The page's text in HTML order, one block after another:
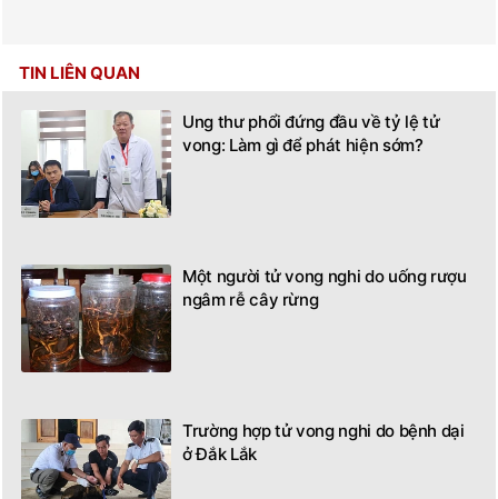
TIN LIÊN QUAN
Ung thư phổi đứng đầu về tỷ lệ tử
vong: Làm gì để phát hiện sớm?
Một người tử vong nghi do uống rượu
ngâm rễ cây rừng
Trường hợp tử vong nghi do bệnh dại
ở Đắk Lắk